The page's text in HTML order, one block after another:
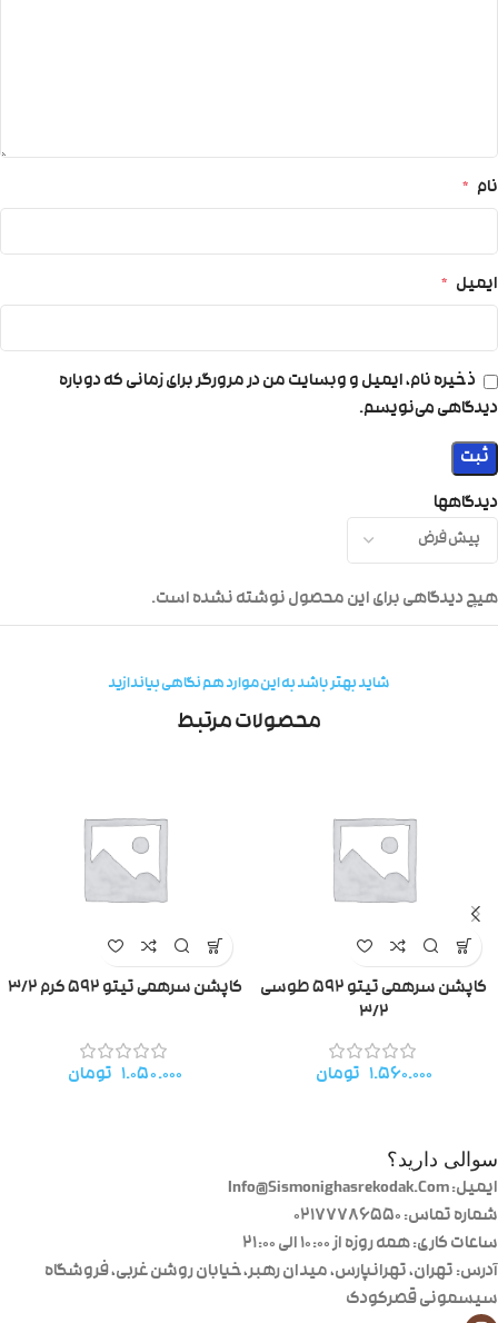
دیدگاهها
هیچ دیدگاهی برای این محصول نوشته نشده است.
نام *
ایمیل *
ذخیره نام، ایمیل و وبسایت من در مرورگر برای زمانی که دوباره
دیدگاهی می‌نویسم.
شاید بهتر باشد به این موارد هم نگاهی بیاندازید
محصولات مرتبط
کاپشن سرهمی تیتو ۵۹۲ طوسی
۳/۲
۱.۵۶۰.۰۰۰ تومان
کاپشن سرهمی تیتو ۵۹۲ کرم ۳/۲
۱.۰۵۰.۰۰۰ تومان
سوالی دارید؟
ایمیل: Info@Sismonighasrekodak.Com
شماره تماس: 02177786550
ساعات کاری: همه روزه از ۱۰:۰۰ الی ۲۱:۰۰
آدرس: تهران، تهرانپارس، میدان رهبر، خیابان روشن غربی، فروشگاه
سیسمونی قصرکودک